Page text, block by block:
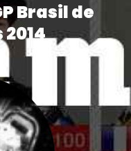
Brasil de